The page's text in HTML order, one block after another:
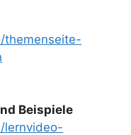
themenseite-
Beispiele
lernvideo-